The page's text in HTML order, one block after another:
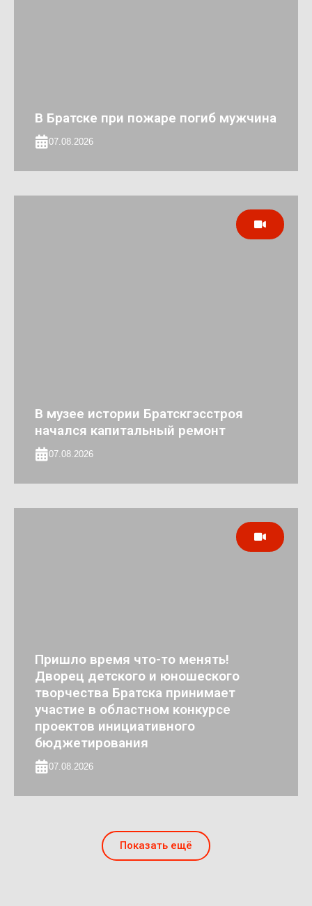
В Братске при пожаре погиб мужчина
07.08.2026
В музее истории Братскгэсстроя
начался капитальный ремонт
07.08.2026
Пришло время что-то менять!
Дворец детского и юношеского
творчества Братска принимает
участие в областном конкурсе
проектов инициативного
бюджетирования
07.08.2026
Показать ещё